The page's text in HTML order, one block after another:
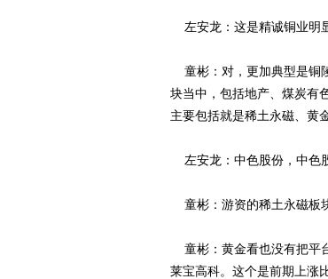
左安龙：这是精诚铜业明
童彬：对，更加典型是铜
块当中，包括地产、煤炭有
主要包括就是稀土永磁、黄
左安龙：中色股份，中色
童彬：游资的稀土永磁板
童彬：黄金看也没有把平
莱宝高科。这个是前期上涨